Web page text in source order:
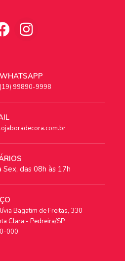
WHATSAPP
(19) 99890-9998
Sex, das 08h às 17h
Bagatim de Freitas, 330
Clara - Pedreira/SP
000